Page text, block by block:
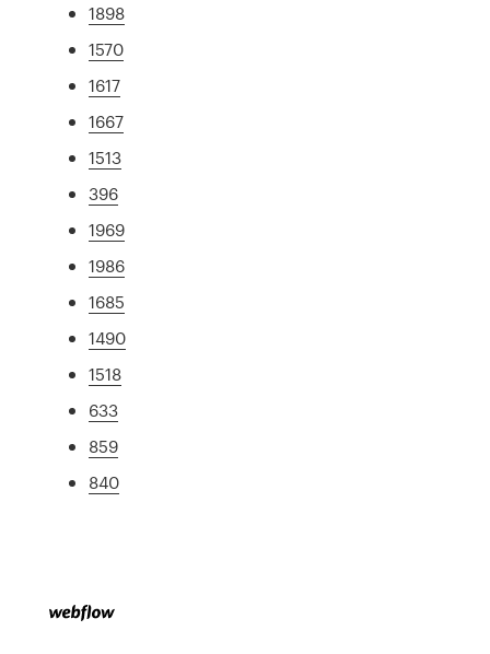
1898
1570
1617
1667
1513
396
1969
1986
1685
1490
1518
633
859
840